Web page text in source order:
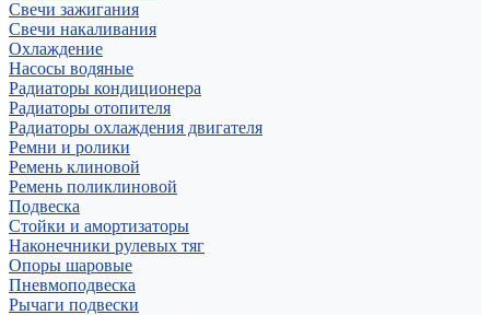
Свечи зажигания
Свечи накаливания
Охлаждение
Насосы водяные
Радиаторы кондиционера
Радиаторы отопителя
Радиаторы охлаждения двигателя
Ремни и ролики
Ремень клиновой
Ремень поликлиновой
Подвеска
Стойки и амортизаторы
Наконечники рулевых тяг
Опоры шаровые
Пневмоподвеска
Рычаги подвески